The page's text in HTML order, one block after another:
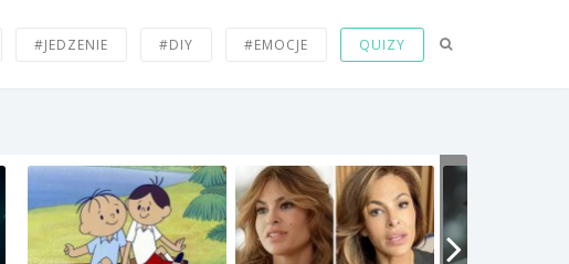
#JEDZENIE #DIY #EMOCJE QUIZY